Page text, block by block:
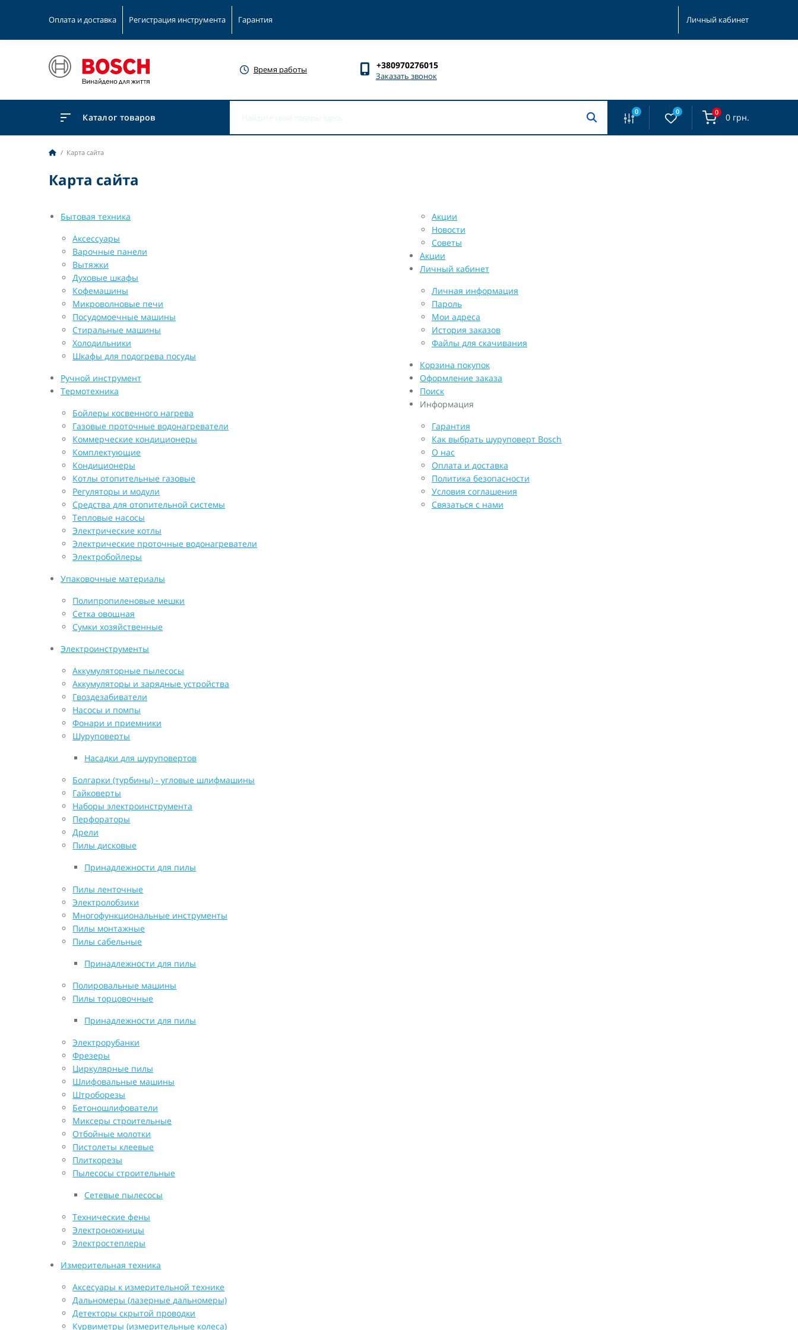
Оплата и доставка Регистрация инструмента Гарантия Личный кабинет
Время работы +380970276015
Заказать звонок
Каталог товаров 0 0 0 0 грн.
Карта сайта
Карта сайта
Бытовая техника
Аксессуары
Варочные панели
Вытяжки
Духовые шкафы
Кофемашины
Микроволновые печи
Посудомоечные машины
Стиральные машины
Холодильники
Шкафы для подогрева посуды
Ручной инструмент
Термотехника
Бойлеры косвенного нагрева
Газовые проточные водонагреватели
Коммерческие кондиционеры
Комплектующие
Кондиционеры
Котлы отопительные газовые
Регуляторы и модули
Средства для отопительной системы
Тепловые насосы
Электрические котлы
Электрические проточные водонагреватели
Электробойлеры
Упаковочные материалы
Полипропиленовые мешки
Сетка овощная
Сумки хозяйственные
Электроинструменты
Аккумуляторные пылесосы
Аккумуляторы и зарядные устройства
Гвоздезабиватели
Насосы и помпы
Фонари и приемники
Шуруповерты
Насадки для шуруповертов
Болгарки (турбины) - угловые шлифмашины
Гайковерты
Наборы электроинструмента
Перфораторы
Дрели
Пилы дисковые
Принадлежности для пилы
Пилы ленточные
Электролобзики
Многофункциональные инструменты
Пилы монтажные
Пилы сабельные
Принадлежности для пилы
Полировальные машины
Пилы торцовочные
Принадлежности для пилы
Электрорубанки
Фрезеры
Циркулярные пилы
Шлифовальные машины
Штроборезы
Бетоношлифователи
Миксеры строительные
Отбойные молотки
Пистолеты клеевые
Плиткорезы
Пылесосы строительные
Сетевые пылесосы
Технические фены
Электроножницы
Электростеплеры
Измерительная техника
Аксесуары к измерительной технике
Дальномеры (лазерные дальномеры)
Детекторы скрытой проводки
Курвиметры (измерительные колеса)
Акции
Новости
Советы
Акции
Личный кабинет
Личная информация
Пароль
Мои адреса
История заказов
Файлы для скачивания
Корзина покупок
Оформление заказа
Поиск
Информация
Гарантия
Как выбрать шуруповерт Bosch
О нас
Оплата и доставка
Политика безопасности
Условия соглашения
Связаться с нами